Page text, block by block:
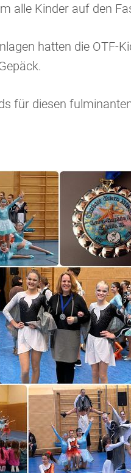
alle Kinder auf den
hatten die OTF-
für diesen